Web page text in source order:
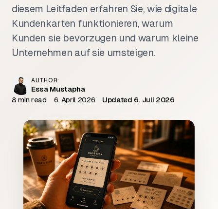
diesem Leitfaden erfahren Sie, wie digitale
Kundenkarten funktionieren, warum
Kunden sie bevorzugen und warum kleine
Unternehmen auf sie umsteigen.
AUTHOR:
Essa Mustapha
8 min read
6. April 2026 Updated 6. Juli 2026